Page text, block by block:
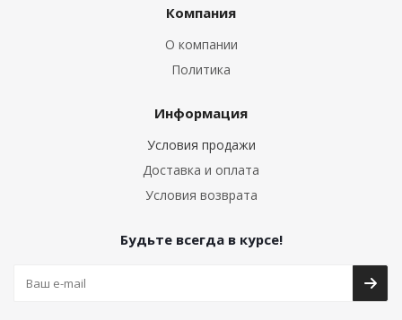
Компания
О компании
Политика
Информация
Условия продажи
Доставка и оплата
Условия возврата
Будьте всегда в курсе!